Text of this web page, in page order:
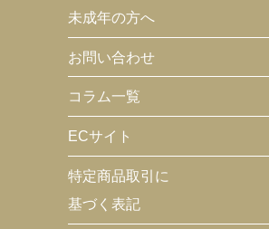
未成年の方へ
お問い合わせ
コラム一覧
ECサイト
特定商品取引に
基づく表記